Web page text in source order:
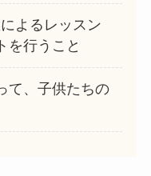
よるレッスン
を行うこと
て、子供たちの